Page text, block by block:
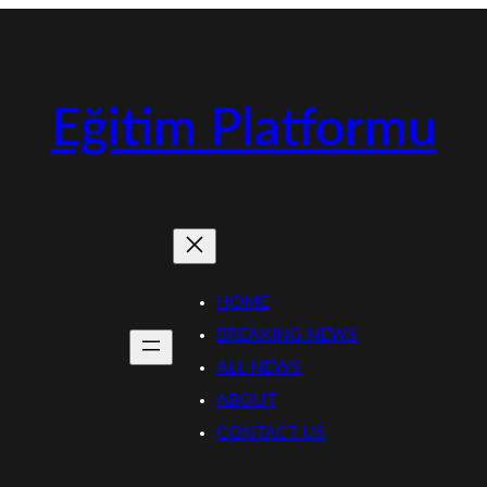
Eğitim Platformu
HOME
BREAKING NEWS
ALL NEWS
ABOUT
CONTACT US